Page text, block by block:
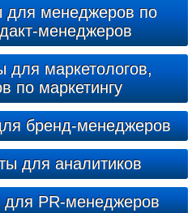
для менеджеров по
менеджеров
для маркетологов,
по маркетингу
бренд-менеджеров
для аналитиков
для PR-менеджеров